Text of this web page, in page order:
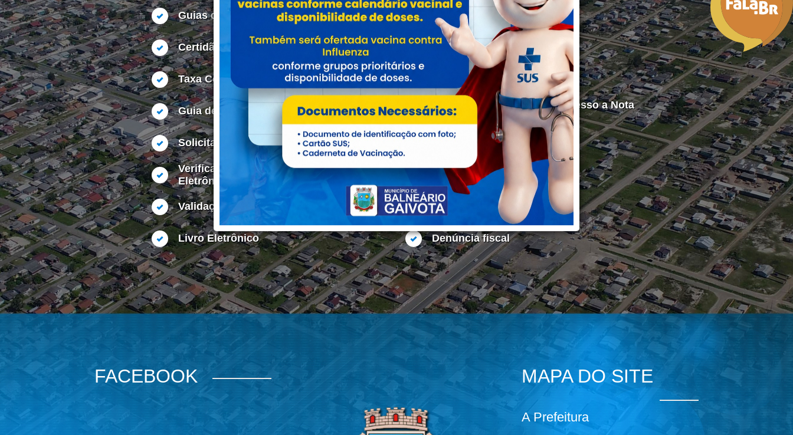
Guias de IPTU Certidão Negativa do Imóvel
Certidão Negativa de Contribuinte Acesso a Nota Eletrônica
Taxa Coleta de Lixo Situação do Contribuinte
Guia de Alvará
Cadastro de usuário para acesso a Nota
Eletrônica
Solicitação de Acesso Abertura Protocolo Projetos
Verificar Autenticidade da Nota
Eletrônica
Guias de ISS
Validação de Documentos Leis Municipais
Livro Eletrônico Denúncia fiscal
FACEBOOK MAPA DO SITE
A Prefeitura